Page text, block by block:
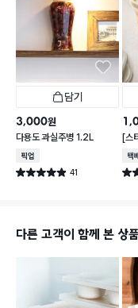
담기
3,000원
다용도 과실주병 1.2L
매장픽업
별점 4.9점 41
건 작성
[스
가
이보
택
별
다른 고객이 함께 본 상